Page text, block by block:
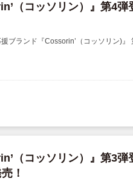
（コッソリン）』第4弾
ブランド『Cossorin’（コッソリン)』
（コッソリン）』第3弾
！